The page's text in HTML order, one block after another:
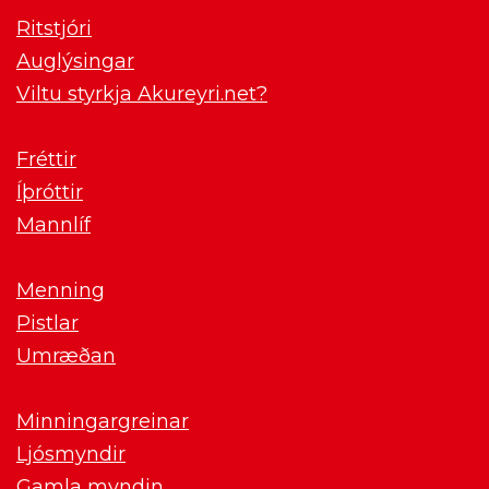
Ritstjóri
Auglýsingar
Viltu styrkja Akureyri.net?
Fréttir
Íþróttir
Mannlíf
Menning
Pistlar
Umræðan
Minningargreinar
Ljósmyndir